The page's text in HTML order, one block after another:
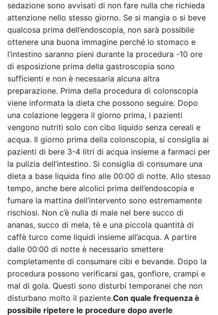
sedazione sono avvisati di non fare nulla che richieda
attenzione nello stesso giorno. Se si mangia o si beve
qualcosa prima dell’endoscopia, non sarà possibile
ottenere una buona immagine perché lo stomaco e
l’intestino saranno pieni durante la procedura -10 ore
di esposizione prima della gastroscopia sono
sufficienti e non è necessaria alcuna altra
preparazione. Prima della procedura di colonscopia
viene informata la dieta che possono seguire. Dopo
una colazione leggera il giorno prima, i pazienti
vengono nutriti solo con cibo liquido senza cereali e
acqua. Il giorno prima della colonscopia, si consiglia ai
pazienti di bere 3-4 litri di acqua insieme a farmaci per
la pulizia dell’intestino. Si consiglia di consumare una
dieta a base liquida fino alle 00:00 di notte. Allo stesso
tempo, anche bere alcolici prima dell’endoscopia e
fumare la mattina dell’intervento sono estremamente
rischiosi. Non c’è nulla di male nel bere succo di
ananas, succo di mela, tè e una piccola quantità di
caffè turco come liquidi insieme all’acqua. A partire
dalle 00:00 di notte è necessario smettere
completamente di consumare cibi e bevande. Dopo la
procedura possono verificarsi gas, gonfiore, crampi e
mal di gola. Questi sono disturbi temporanei che non
disturbano molto il paziente.Con quale frequenza è
possibile ripetere le procedure dopo averle